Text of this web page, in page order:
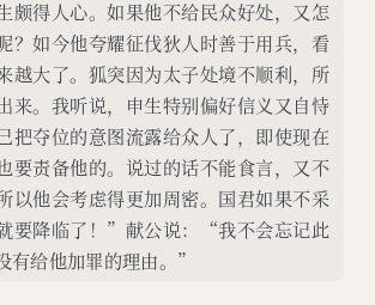
颇得人心。如果他不给民众好处，又怎
？如今他夸耀征伐狄人时善于用兵，看
越大了。狐突因为太子处境不顺利，所
来。我听说，申生特别偏好信义又自恃
把夺位的意图流露给众人了，即使现在
要责备他的。说过的话不能食言，又不
以他会考虑得更加周密。国君如果不采
要降临了！”献公说：“我不会忘记此
有给他加罪的理由。”